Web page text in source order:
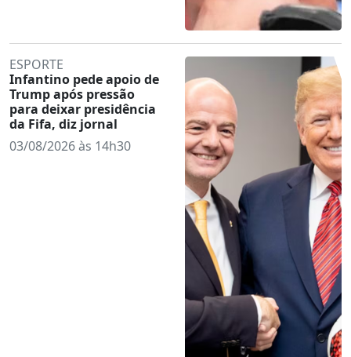
ESPORTE
Infantino pede apoio de
Trump após pressão
para deixar presidência
da Fifa, diz jornal
03/08/2026 às 14h30